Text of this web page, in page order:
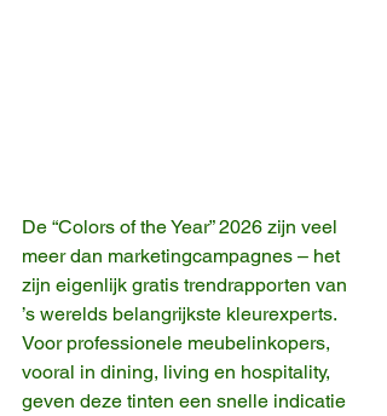
De “Colors of the Year” 2026 zijn veel
meer dan marketingcampagnes – het
zijn eigenlijk gratis trendrapporten van
’s werelds belangrijkste kleurexperts.
Voor professionele meubelinkopers,
vooral in dining, living en hospitality,
geven deze tinten een snelle indicatie